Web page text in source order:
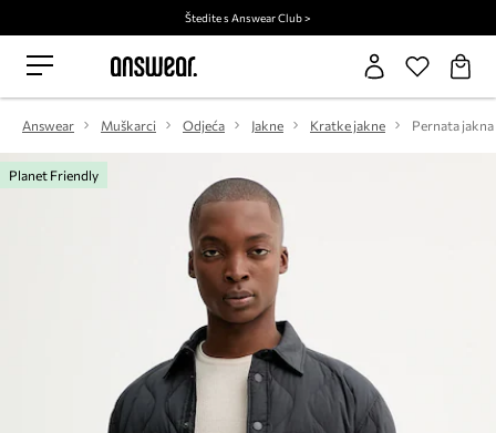
Štedite s Answear Club >
Answear Muškarci Odjeća Jakne Kratke jakne Pernata jakna
Planet Friendly